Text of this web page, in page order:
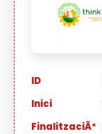
ID
Inici
FinalitzaciÃ³